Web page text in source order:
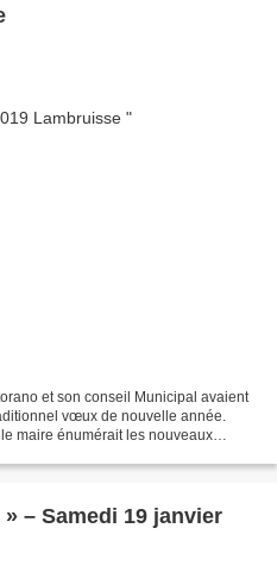
et son conseil Municipal avaient
vœux de nouvelle année.
maire énumérait les nouveaux
– Samedi 19 janvier